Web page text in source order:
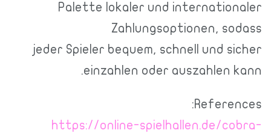
Palette lokaler und
Zahlungsoptionen,
jeder Spieler bequem, schnell und
einzahlen oder
https://online-spielhallen.de/